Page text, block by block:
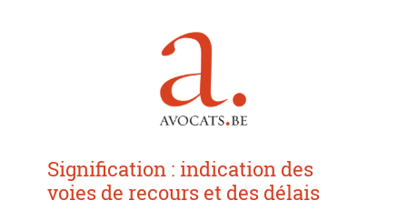
Signification : indication des
voies de recours et des délais